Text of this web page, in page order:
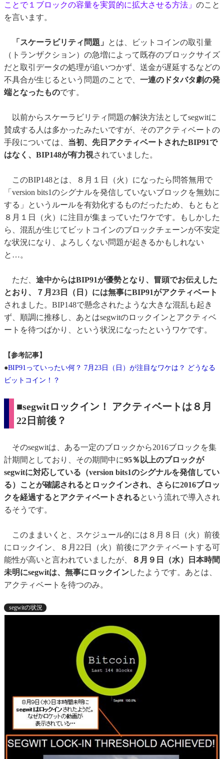
ことで１ブロックの容量を実質的に拡大させる方法」 のこと
を言います。
「スケーラビリティ問題」
とは、ビットコインの取引量
（トランザクション）の急増によって既存のブロックサイズ
だと取引データの処理が追いつかず、送金が遅延するなどの
不具合が生じるという問題のことで、 一連のドタバタ劇の発
端となったものです。
以前からスケーラビリティ問題の解決方法としてsegwitに
賛成する人は多かったみたいですが、そのアクティベートの
手段については、 当初、先日アクティベートされたBIP91で
はなく、BIP148が有力視されていました。
このBIP148とは、８月１日（火）になったら問答無用で
「version bits1のシグナルを発信していないブロックを無効に
する」というルールを有効化するものだったため、もともと
８月１日（火）に注目が集まっていたワケです。もしかした
ら、混乱が生じてビットコインのブロックチェーンが不安定
な状況になり、よろしくない問題が起きるかもしれない
と…。
ただ、 途中からはBIP91が優勢となり、冒頭でお伝えした
とおり、７月23日（日）には無事にBIP91がアクティベート
されました。BIP148で懸念されたような大きな混乱も起き
ず、順調に推移し、あとはsegwitのロックインとアクティベ
ートを待つばかり、という状況になったというワケです。
【参考記事】
●BIP91っていったい何？ 7月23日（日）が注目なワケは？ どうなる
ビットコイン！？
■segwitロックイン！ アクティベートは８月
22日前後？
そのsegwitは、ある一定のブロックから2016ブロックを集
計期間としており、その期間中に95％以上のブロックが
segwitに対応している（version bits1のシグナルを発信してい
る）ことが確認されるとロックインされ、さらに2016ブロッ
クを経過するとアクティベートされるという流れで導入され
るそうです。
このままいくと、スケジュール的には８月８日（火）前後
にロックイン、８月22日（火）前後にアクティベートする可
能性が高いと言われていましたが、
８月９日（水）日本時間
未明にsegwitは、無事にロックインしたようです。あとは、
アクティベートを待つのみ。
segwitの状況